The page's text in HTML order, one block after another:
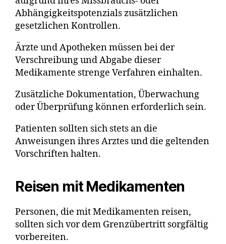
Abhängigkeitspotenzials zusätzlichen
gesetzlichen Kontrollen.
Ärzte und Apotheken müssen bei der
Verschreibung und Abgabe dieser
Medikamente strenge Verfahren einhalten.
Zusätzliche Dokumentation, Überwachung
oder Überprüfung können erforderlich sein.
Patienten sollten sich stets an die
Anweisungen ihres Arztes und die geltenden
Vorschriften halten.
Reisen mit Medikamenten
Personen, die mit Medikamenten reisen,
sollten sich vor dem Grenzübertritt sorgfältig
vorbereiten.